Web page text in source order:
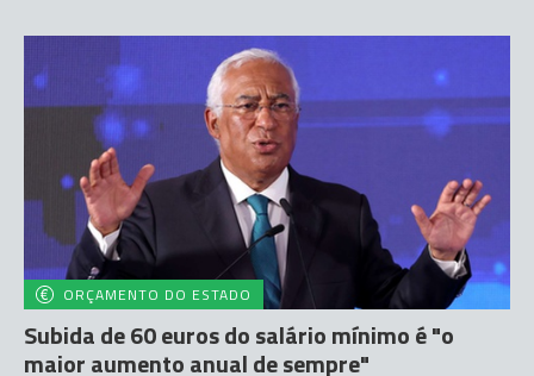
ORÇAMENTO DO ESTADO
Subida de 60 euros do salário mínimo é "o
maior aumento anual de sempre"